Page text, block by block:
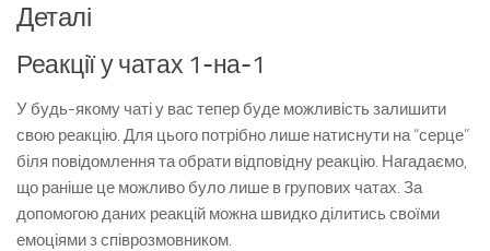
Деталі
Реакції у чатах 1-на-1
У будь-якому чаті у вас тепер буде можливість залишити
свою реакцію. Для цього потрібно лише натиснути на “серце”
біля повідомлення та обрати відповідну реакцію. Нагадаємо,
що раніше це можливо було лише в групових чатах. За
допомогою даних реакцій можна швидко ділитись своїми
емоціями з співрозмовником.